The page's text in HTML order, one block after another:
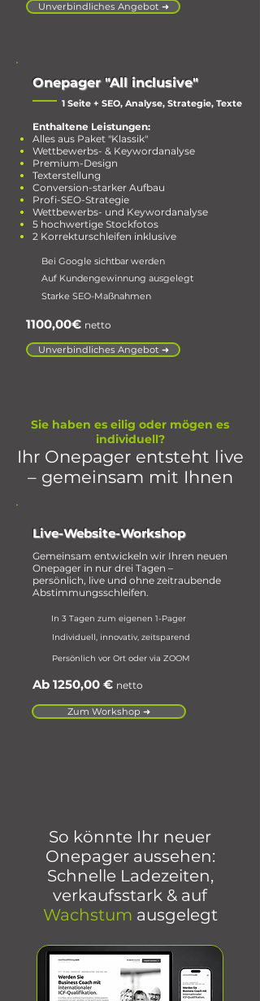
Unverbindliches Angebot ➜
Onepager "All inclusive"
1 Seite + SEO, Analyse, Strategie, Texte
Enthaltene Leistungen:
Alles aus Paket "Klassik"
Wettbewerbs- & Keywordanalyse
Premium-Design
Texterstellung
Conversion-starker Aufbau
Profi-SEO-Strategie
Wettbewerbs- und Keywordanalyse
5 hochwertige Stockfotos
2 Korrekturschleifen inklusive
Bei Google sichtbar werden
Auf Kundengewinnung ausgelegt
Starke SEO-Maßnahmen
1100,00€ netto
Unverbindliches Angebot ➜
Sie haben es eilig oder mögen es
individuell?
Ihr Onepager entsteht live
– gemeinsam mit Ihnen
Live-Website-Workshop
Gemeinsam entwickeln wir Ihren neuen
Onepager in nur drei Tagen –
persönlich, live und ohne zeitraubende
Abstimmungsschleifen.
In 3 Tagen zum eigenen 1-Pager
Individuell, innovativ, zeitsparend
Persönlich vor Ort oder via ZOOM
Ab 1250,00 € netto
Zum Workshop ➜
So könnte Ihr neuer
Onepager aussehen:
Schnelle Ladezeiten,
verkaufsstark & auf
Wachstum ausgelegt